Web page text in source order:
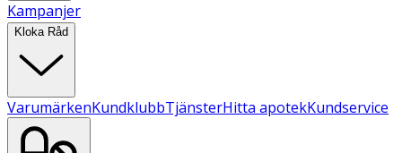
Kampanjer
Kloka Råd
VarumärkenKundklubbTjänsterHitta apotekKundservice